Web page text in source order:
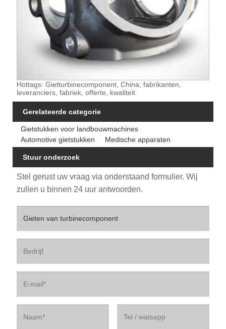
Hottags: Gietturbinecomponent, China, fabrikanten,
leveranciers, fabriek, offerte, kwaliteit
Gerelateerde categorie
Gietstukken voor landbouwmachines
Automotive gietstukken
Medische apparaten
Stuur onderzoek
Stel gerust uw vraag via onderstaand formulier. Wij
zullen u binnen 24 uur antwoorden.